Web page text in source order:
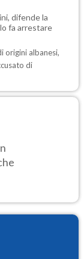
difende la
fa arrestare
origini albanesi,
di